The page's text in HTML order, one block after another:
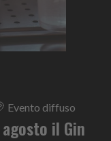
Evento diffuso
il Gin